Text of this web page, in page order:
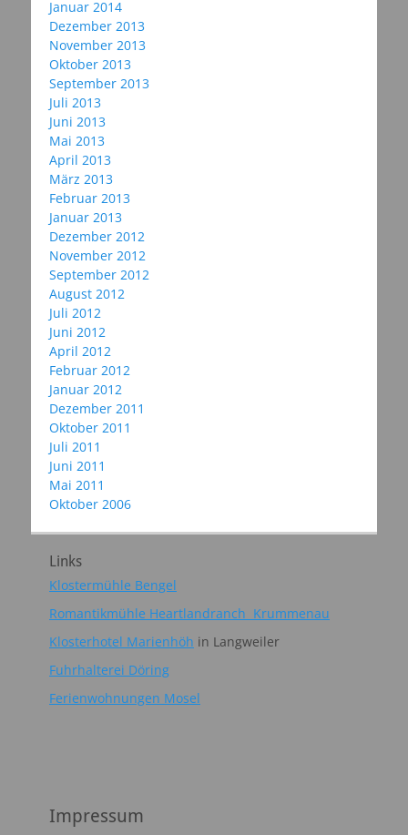
Januar 2014
Dezember 2013
November 2013
Oktober 2013
September 2013
Juli 2013
Juni 2013
Mai 2013
April 2013
März 2013
Februar 2013
Januar 2013
Dezember 2012
November 2012
September 2012
August 2012
Juli 2012
Juni 2012
April 2012
Februar 2012
Januar 2012
Dezember 2011
Oktober 2011
Juli 2011
Juni 2011
Mai 2011
Oktober 2006
Links
Klostermühle Bengel
Romantikmühle Heartlandranch Krummenau
Klosterhotel Marienhöh in Langweiler
Fuhrhalterei Döring
Ferienwohnungen Mosel
Impressum